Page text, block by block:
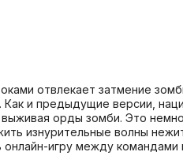
отвлекает затмение
и предыдущие версии,
орды зомби. Это
изнурительные волны
игру между командами